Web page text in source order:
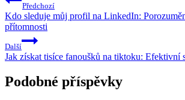
Předchozí
Kdo sleduje můj profil na LinkedIn:
přítomnosti
Další
Jak získat tisíce fanoušků na tiktoku: Efektivní
Podobné příspěvky